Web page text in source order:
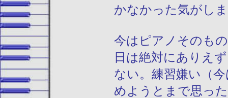
かなかった気がし
今はピアノそのも
日は絶対にありえ
ない。練習嫌い（
めようとまで思っ